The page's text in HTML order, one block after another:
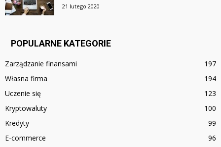
21 lutego 2020
POPULARNE KATEGORIE
Zarządzanie finansami
197
Własna firma
194
Uczenie się
123
Kryptowaluty
100
Kredyty
99
E-commerce
96